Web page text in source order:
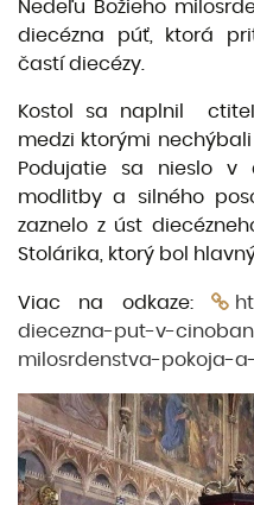
Nedeľu Božieho
diecézna púť, ktorá
častí diecézy.
Kostol sa naplnil
medzi ktorými
Podujatie sa nieslo v
modlitby a silného
zaznelo z úst
Stolárika, ktorý bol
Viac na odkaze:
diecezna-put-v-
milosrdenstva-pokoja-